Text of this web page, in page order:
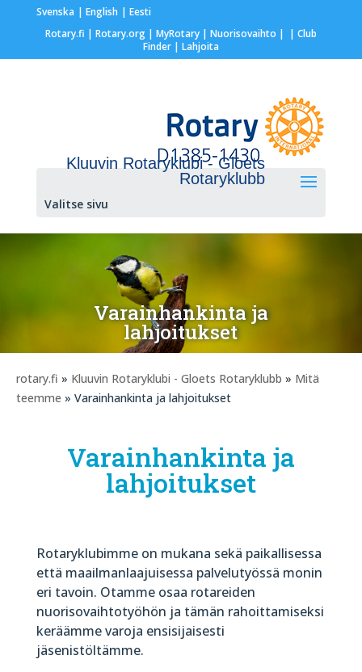
Svenska English
Eesti
Rotary.fi | Rotary.org| MyRotary | Nuorisovaihto | | Club
Finder| Lahjoita
Kluuvin Rotaryklubi - Gloets
Rotaryklubb
Valitse sivu
Varainhankinta ja
lahjoitukset
rotary.fi » Kluuvin Rotaryklubi - Gloets Rotaryklubb » Mitä
teemme » Varainhankinta ja lahjoitukset
Varainhankinta ja
lahjoitukset
Rotaryklubimme on mukana sekä paikallisessa
että maailmanlaajuisessa palvelutyössä monin
eri tavoin. Otamme osaa rotareiden
nuorisovaihtotyöhön ja tämän rahoittamiseksi
keräämme varoja ensisijaisesti
jäsenistöltämme.